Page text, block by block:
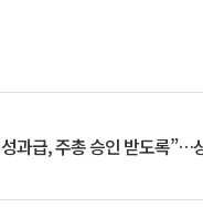
과급, 주총 승인 받도록”…